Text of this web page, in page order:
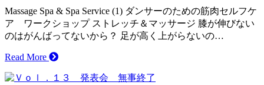
Massage Spa & Spa Service (1) ダンサーのための筋肉セルフケ
ア ワークショップ ストレッチ＆マッサージ 膝が伸びない
のはがんばってないから？ 足が高く上がらないの…
Read More